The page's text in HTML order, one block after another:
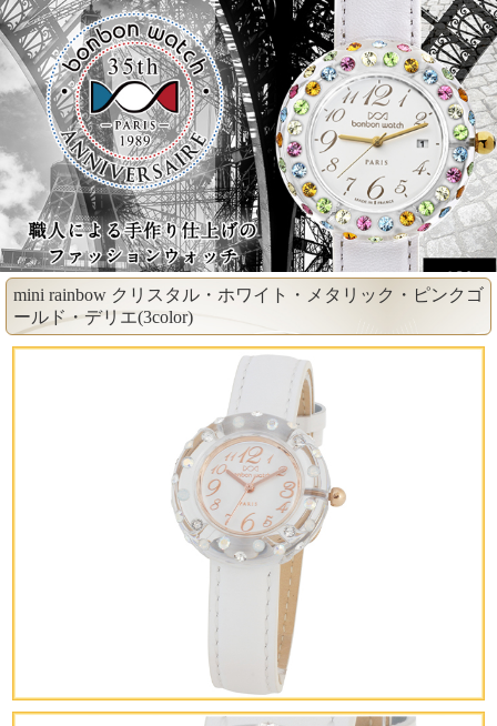
mini rainbow クリスタル・ホワイト・メタリック・ピンクゴ
ールド・デリエ(3color)